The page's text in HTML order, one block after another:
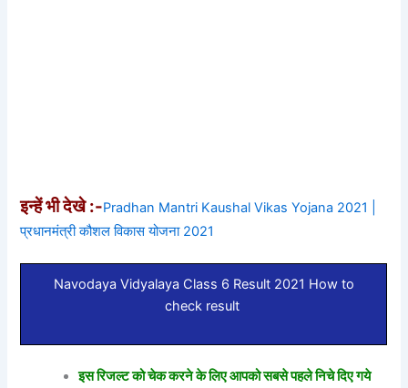
इन्हें भी देखे :-Pradhan Mantri Kaushal Vikas Yojana 2021 |
प्रधानमंत्री कौशल विकास योजना 2021
Navodaya Vidyalaya Class 6 Result 2021 How to
check result
इस रिजल्ट को चेक करने के लिए आपको सबसे पहले निचे दिए गये